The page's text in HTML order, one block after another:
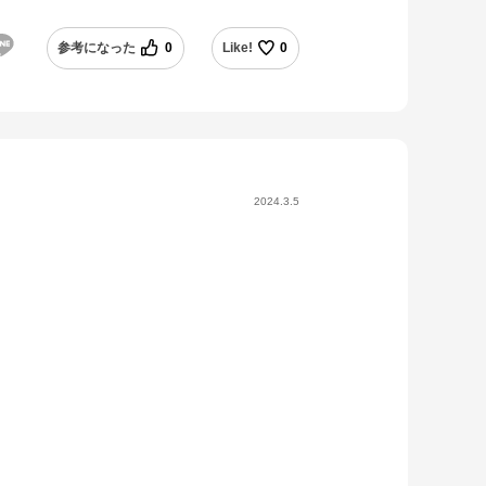
参考になった 0 Like! 0
2024.3.5